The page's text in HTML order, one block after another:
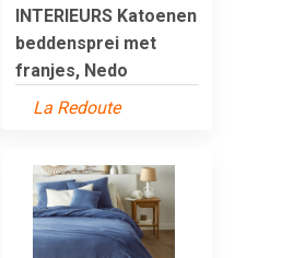
INTERIEURS Katoenen
beddensprei met
franjes, Nedo
La Redoute